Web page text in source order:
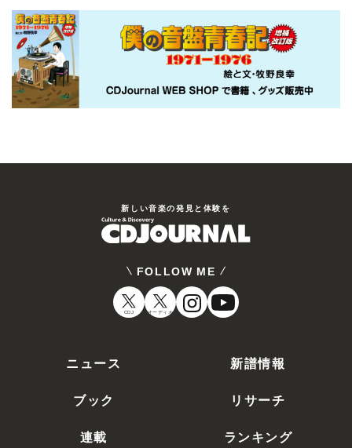
新しい⾳楽の発⾒と体験を
FOLLOW ME
CDJ オーディオ
ニュース
新譜情報
ブック
リサーチ
連載
ランキング